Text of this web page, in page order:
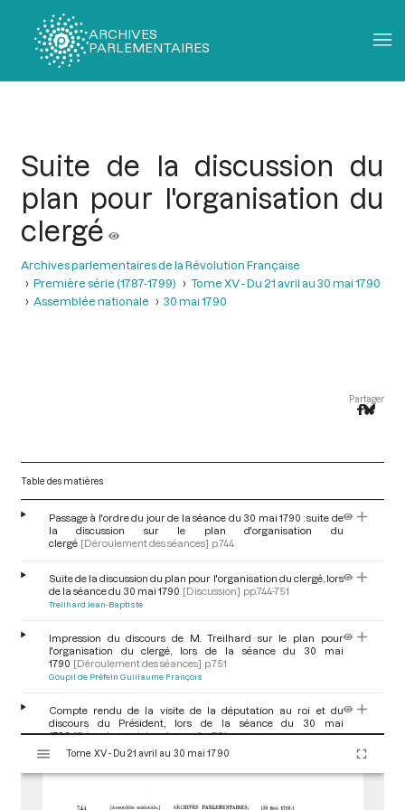
ARCHIVES
PARLEMENTAIRES
Suite de la discussion du
plan pour l'organisation du
clergé
Archives parlementaires de la Révolution Française
Première série (1787-1799)
Tome XV - Du 21 avril au 30 mai 1790
Assemblée nationale
30 mai 1790
Partager
Table des matières
Passage à l'ordre du jour de la séance du 30 mai 1790 : suite de
la discussion sur le plan d'organisation du
clergé [Déroulement des séances] p.744
Suite de la discussion du plan pour l'organisation du clergé, lors
de la séance du 30 mai 1790 [Discussion] pp.744-751
Treilhard Jean-Baptiste
Impression du discours de M. Treilhard sur le plan pour
l'organisation du clergé, lors de la séance du 30 mai
1790 [Déroulement des séances] p.751
Goupil de Préfeln Guillaume François
Compte rendu de la visite de la députation au roi et du
discours du Président, lors de la séance du 30 mai
1790 [Déroulement des séances] p.751
Briois de Beaumetz Bon-Albert
correspondance et discours du Roi] p.751
s
Tome XV - Du 21 avril au 30 mai 1790